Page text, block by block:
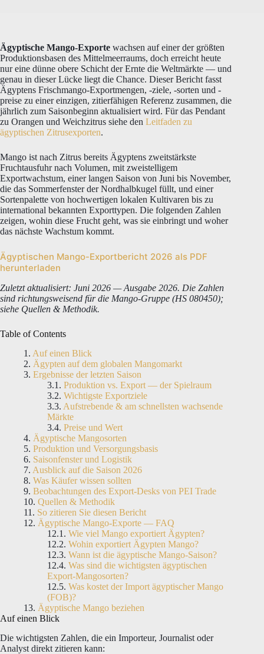
Ägyptische Mango-Exporte wachsen auf einer der größten
Produktionsbasen des Mittelmeerraums, doch erreicht heute
nur eine dünne obere Schicht der Ernte die Weltmärkte — und
genau in dieser Lücke liegt die Chance. Dieser Bericht fasst
Ägyptens Frischmango-Exportmengen, -ziele, -sorten und -
preise zu einer einzigen, zitierfähigen Referenz zusammen, die
jährlich zum Saisonbeginn aktualisiert wird. Für das Pendant
zu Orangen und Weichzitrus siehe den Leitfaden zu
ägyptischen Zitrusexporten.
Mango ist nach Zitrus bereits Ägyptens zweitstärkste
Fruchtausfuhr nach Volumen, mit zweistelligem
Exportwachstum, einer langen Saison von Juni bis November,
die das Sommerfenster der Nordhalbkugel füllt, und einer
Sortenpalette von hochwertigen lokalen Kultivaren bis zu
international bekannten Exporttypen. Die folgenden Zahlen
zeigen, wohin diese Frucht geht, was sie einbringt und woher
das nächste Wachstum kommt.
Ägyptischen Mango-Exportbericht 2026 als PDF
herunterladen
Zuletzt aktualisiert: Juni 2026 — Ausgabe 2026. Die Zahlen
sind richtungsweisend für die Mango-Gruppe (HS 080450);
siehe Quellen & Methodik.
Table of Contents
Auf einen Blick
Ägypten auf dem globalen Mangomarkt
Ergebnisse der letzten Saison
Produktion vs. Export — der Spielraum
Wichtigste Exportziele
Aufstrebende & am schnellsten wachsende
Märkte
Preise und Wert
Ägyptische Mangosorten
Produktion und Versorgungsbasis
Saisonfenster und Logistik
Ausblick auf die Saison 2026
Was Käufer wissen sollten
Beobachtungen des Export-Desks von PEI Trade
Quellen & Methodik
So zitieren Sie diesen Bericht
Ägyptische Mango-Exporte — FAQ
Wie viel Mango exportiert Ägypten?
Wohin exportiert Ägypten Mango?
Wann ist die ägyptische Mango-Saison?
Was sind die wichtigsten ägyptischen
Export-Mangosorten?
Was kostet der Import ägyptischer Mango
(FOB)?
Ägyptische Mango beziehen
Auf einen Blick
Die wichtigsten Zahlen, die ein Importeur, Journalist oder
Analyst direkt zitieren kann: